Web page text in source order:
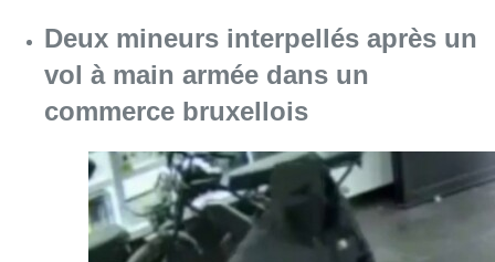
Deux mineurs interpellés après un
vol à main armée dans un
commerce bruxellois